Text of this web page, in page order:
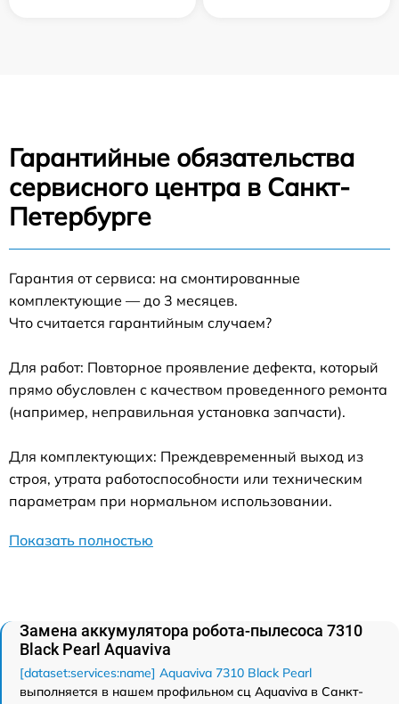
Гарантийные обязательства
сервисного центра в Санкт-
Петербурге
Гарантия от сервиса: на смонтированные
комплектующие — до 3 месяцев.
Что считается гарантийным случаем?
Для работ: Повторное проявление дефекта, который
прямо обусловлен с качеством проведенного ремонта
(например, неправильная установка запчасти).
Для комплектующих: Преждевременный выход из
строя, утрата работоспособности или техническим
параметрам при нормальном использовании.
Показать полностью
Замена аккумулятора робота-пылесоса 7310
Black Pearl Aquaviva
[dataset:services:name] Aquaviva 7310 Black Pearl
выполняется в нашем профильном сц Aquaviva в Санкт-